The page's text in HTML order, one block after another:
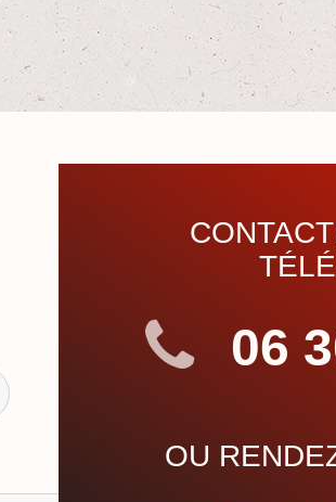
06
OU